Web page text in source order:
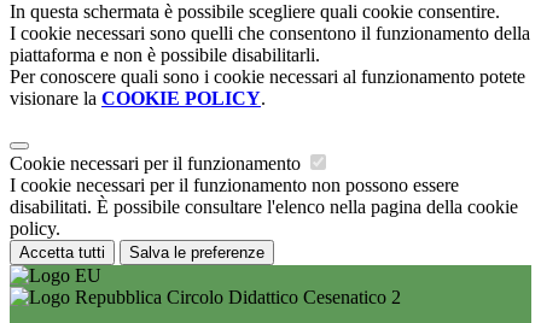
In questa schermata è possibile scegliere quali cookie consentire.
I cookie necessari sono quelli che consentono il funzionamento della
piattaforma e non è possibile disabilitarli.
Per conoscere quali sono i cookie necessari al funzionamento potete
visionare la COOKIE POLICY.
Cookie necessari per il funzionamento
I cookie necessari per il funzionamento non possono essere
disabilitati. È possibile consultare l'elenco nella pagina della cookie
policy.
Accetta tutti Salva le preferenze
Circolo Didattico Cesenatico 2